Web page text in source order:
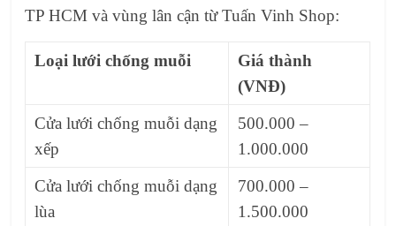
TP HCM và vùng lân cận từ Tuấn Vinh Shop:
Loại lưới chống muỗi
Giá thành
(VNĐ)
Cửa lưới chống muỗi dạng
xếp
500.000 –
1.000.000
Cửa lưới chống muỗi dạng
lùa
700.000 –
1.500.000